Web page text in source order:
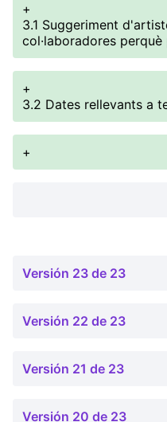
+
3.1 Suggeriment
col·laboradores
+
3.2 Dates rellevants a
+
Versión 23 de 23
Versión 22 de 23
Versión 21 de 23
Versión 20 de 23